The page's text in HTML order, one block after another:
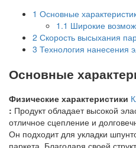
1 Основные
1.1 Широкие
2 Скорость высыхания
3 Технология нанесения
Основные
Физические характеристики
: Продукт обладает высокой
отличное сцепление и
Он подходит для укладки